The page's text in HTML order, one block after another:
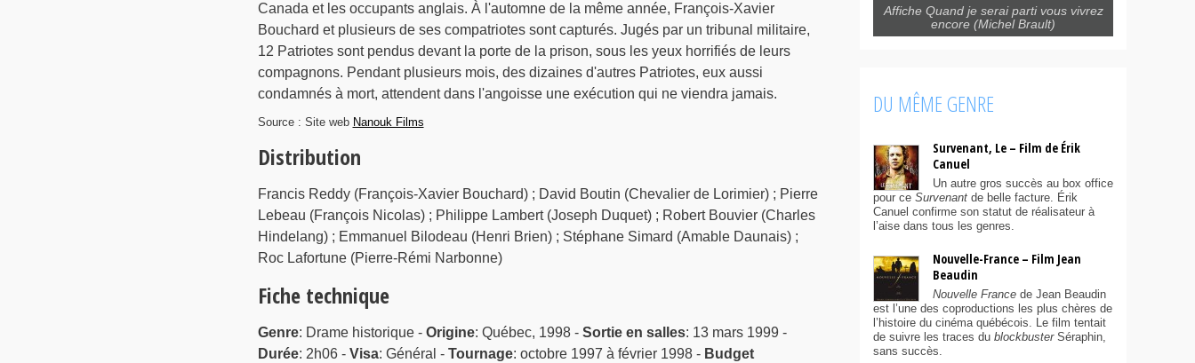
Canada et les occupants anglais. À l'automne de la même année, François-Xavier
Bouchard et plusieurs de ses compatriotes sont capturés. Jugés par un tribunal militaire,
12 Patriotes sont pendus devant la porte de la prison, sous les yeux horrifiés de leurs
compagnons. Pendant plusieurs mois, des dizaines d'autres Patriotes, eux aussi
condamnés à mort, attendent dans l'angoisse une exécution qui ne viendra jamais.
Source : Site web Nanouk Films
Distribution
Francis Reddy (François-Xavier Bouchard) ; David Boutin (Chevalier de Lorimier) ; Pierre
Lebeau (François Nicolas) ; Philippe Lambert (Joseph Duquet) ; Robert Bouvier (Charles
Hindelang) ; Emmanuel Bilodeau (Henri Brien) ; Stéphane Simard (Amable Daunais) ;
Roc Lafortune (Pierre-Rémi Narbonne)
Fiche technique
Genre: Drame historique - Origine: Québec, 1998 - Sortie en salles: 13 mars 1999 -
Durée: 2h06 - Visa: Général - Tournage: octobre 1997 à février 1998 - Budget
Affiche Quand je serai parti vous vivrez
encore (Michel Brault)
DU MÊME GENRE
Survenant, Le – Film de Érik
Canuel
Un autre gros succès au box office
pour ce Survenant de belle facture. Érik
Canuel confirme son statut de réalisateur à
l’aise dans tous les genres.
Nouvelle-France – Film Jean
Beaudin
Nouvelle France de Jean Beaudin
est l’une des coproductions les plus chères de
l’histoire du cinéma québécois. Le film tentait
de suivre les traces du blockbusterSéraphin,
sans succès.